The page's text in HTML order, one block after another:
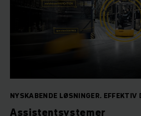
NYSKABENDE LØSNINGER. EFFEKTIV
Assistentsystemer